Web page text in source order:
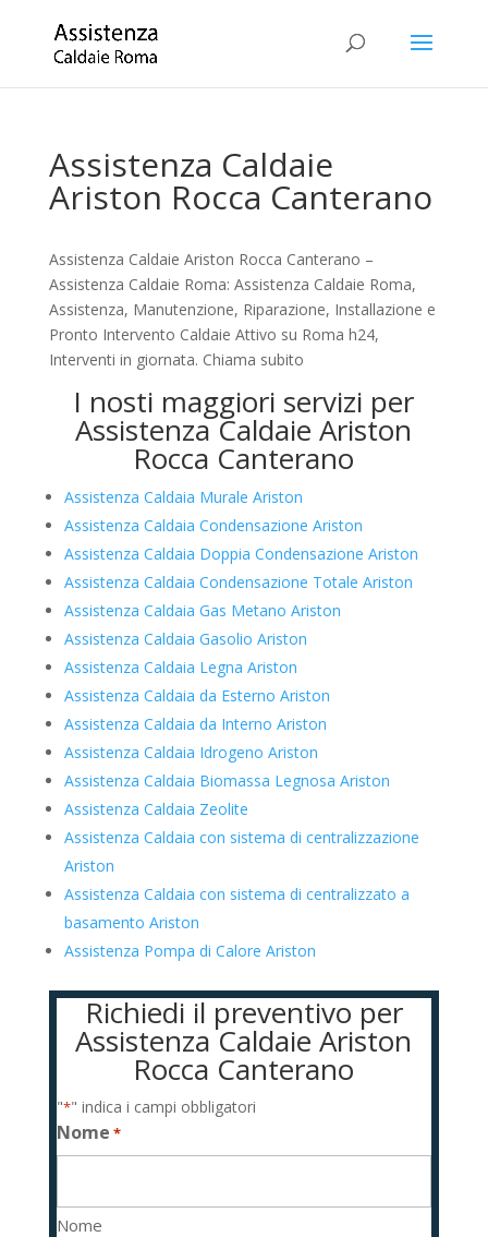
Assistenza Caldaie
Ariston Rocca Canterano
Assistenza Caldaie Ariston Rocca Canterano –
Assistenza Caldaie Roma: Assistenza Caldaie Roma,
Assistenza, Manutenzione, Riparazione, Installazione e
Pronto Intervento Caldaie Attivo su Roma h24,
Interventi in giornata. Chiama subito
I nosti maggiori servizi per
Assistenza Caldaie Ariston
Rocca Canterano
Assistenza Caldaia Murale Ariston
Assistenza Caldaia Condensazione Ariston
Assistenza Caldaia Doppia Condensazione Ariston
Assistenza Caldaia Condensazione Totale Ariston
Assistenza Caldaia Gas Metano Ariston
Assistenza Caldaia Gasolio Ariston
Assistenza Caldaia Legna Ariston
Assistenza Caldaia da Esterno Ariston
Assistenza Caldaia da Interno Ariston
Assistenza Caldaia Idrogeno Ariston
Assistenza Caldaia Biomassa Legnosa Ariston
Assistenza Caldaia Zeolite
Assistenza Caldaia con sistema di centralizzazione
Ariston
Assistenza Caldaia con sistema di centralizzato a
basamento Ariston
Assistenza Pompa di Calore Ariston
Richiedi il preventivo per
Assistenza Caldaie Ariston
Rocca Canterano
"*" indica i campi obbligatori
Nome *
Nome